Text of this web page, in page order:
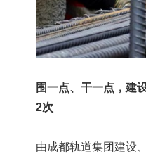
围一点、干一点，建
2次
由成都轨道集团建设